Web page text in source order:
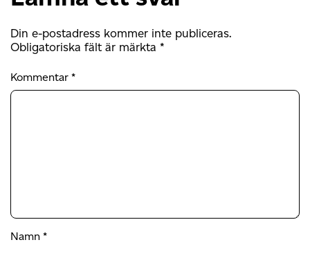
Din e-postadress kommer inte publiceras.
Obligatoriska fält är märkta *
Kommentar *
Namn *